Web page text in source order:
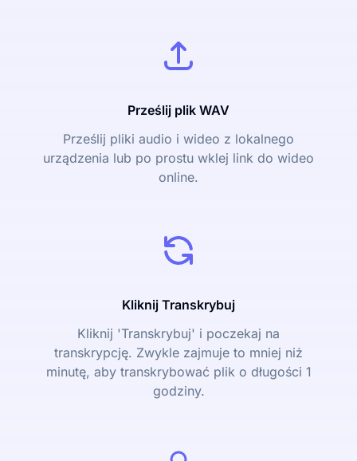
Prześlij plik WAV
Prześlij pliki audio i wideo z lokalnego
urządzenia lub po prostu wklej link do wideo
online.
Kliknij Transkrybuj
Kliknij 'Transkrybuj' i poczekaj na
transkrypcję. Zwykle zajmuje to mniej niż
minutę, aby transkrybować plik o długości 1
godziny.